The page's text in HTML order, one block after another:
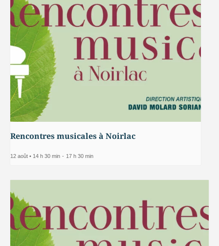
Rencontres musicales à Noirlac
12 août • 14 h 30 min - 17 h 30 min